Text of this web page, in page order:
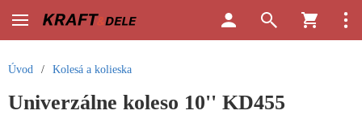
Úvod / Kolesá a kolieska
Univerzálne koleso 10'' KD455